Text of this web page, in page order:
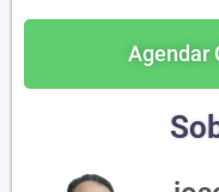
Agendar